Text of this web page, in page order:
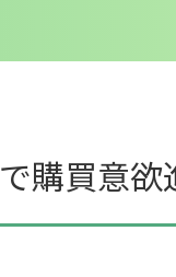
購買意欲